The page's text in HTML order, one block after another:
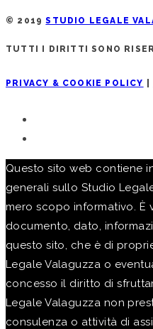
© 2019STUDIO LEGALE
TUTTI I DIRITTI SONO
PRIVACY & COOKIE POLICY
Questo sito web contiene
generali sullo Studio
mero scopo informativo. È
documento, dato,
questo sito, che è di
Legale Valaguzza o
concesso il diritto di
Legale Valaguzza non
consulenza o attività di